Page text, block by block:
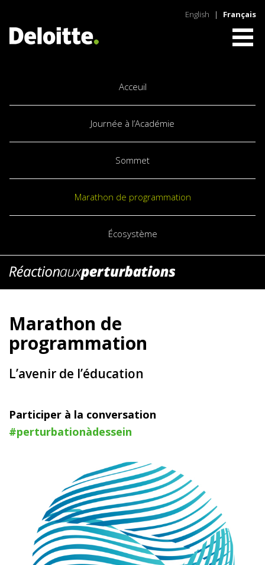
Français
|
English
Acceuil
Journée à l’Académie
Sommet
Marathon de programmation
Écosystème
Marathon de
programmation
L’avenir de l’éducation
Participer à la conversation
#perturbationàdessein